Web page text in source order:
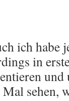
ich habe
in
sehen,